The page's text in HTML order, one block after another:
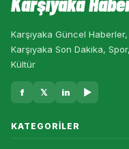
Karşıyaka Güncel
Karşıyaka Son Dakika,
Kültür
f 𝕏 in ▶
KATEGORILER